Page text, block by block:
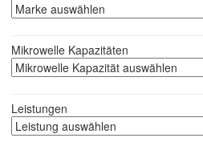
Mikrowelle Kapazitäten
Leistungen